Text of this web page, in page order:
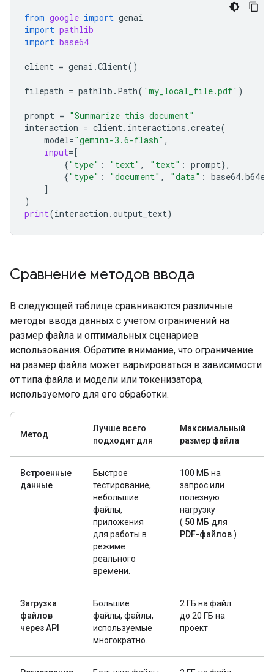
from google import genai
import pathlib
import base64
client = genai .Client()
filepath = pathlib . Path( 'my_local_file.pdf' )
prompt = "Summarize this document"
interaction = client. interactions .create(
model="gemini-3.6-flash" ,
input=[
{"type" : "text" , "text" : prompt},
{"type" : "document" , "data" : base64.
]
)
print(interaction .output_text)
Сравнение методов ввода
В следующей таблице сравниваются различные
методы ввода данных с учетом ограничений на
размер файла и оптимальных сценариев
использования. Обратите внимание, что ограничение
на размер файла может варьироваться в зависимости
от типа файла и модели или токенизатора,
используемого для его обработки.
Метод
Лучше всего
подходит для
Максимальный
размер файла
Встроенные
данные
Быстрое
тестирование,
небольшие
файлы,
приложения
для работы в
режиме
реального
времени.
100 МБ на
запрос или
полезную
нагрузку
( 50 МБ для
PDF-файлов)
Загрузка
файлов
через API
Большие
файлы, файлы,
используемые
многократно.
2 ГБ на файл.
до 20 ГБ на
проект